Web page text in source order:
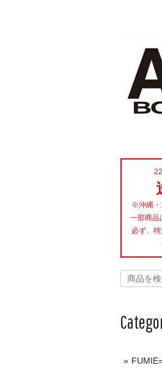
※沖縄・
一部商
必ず、